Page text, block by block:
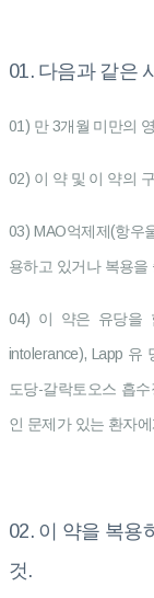
01. 다음과 같은
01) 만 3개월 미만의
02) 이 약 및 이 약의
03) MAO억제제(항우
용하고 있거나 복용
04) 이 약은 유당을
intolerance), Lapp 유
도당-갈락토오스 흡
인 문제가 있는 환자
02. 이 약을 복용
것.